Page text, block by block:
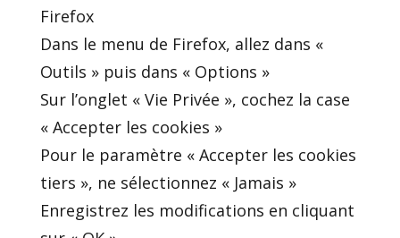
Firefox
Dans le menu de Firefox, allez dans «
Outils » puis dans « Options »
Sur l’onglet « Vie Privée », cochez la case
« Accepter les cookies »
Pour le paramètre « Accepter les cookies
tiers », ne sélectionnez « Jamais »
Enregistrez les modifications en cliquant